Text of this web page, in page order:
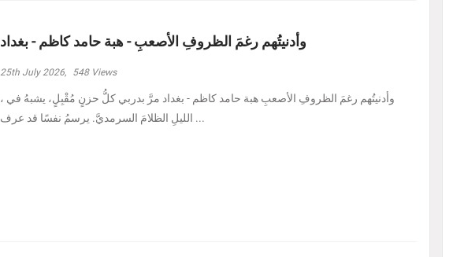
وأدنيتُهم رغمَ الظروفِ الأصعبِ - هبة حامد كاظم - بغداد
25th July 2026, 548Views
، وأدنيتُهم رغمَ الظروفِ الأصعبِ هبة حامد كاظم - بغداد مرَّ بدربي كلُّ حزنٍ مُقْبِلٍ، يشبهُ في
الليلِ الظلامَ السرمديَّ. يرسمُ نفسًا قد عرف ...